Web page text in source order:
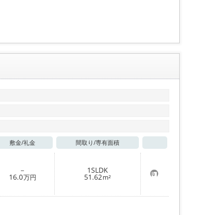
敷金/礼金 間取り/専有面積
－
16.0万円
1SLDK
51.62m² お
気
に
入